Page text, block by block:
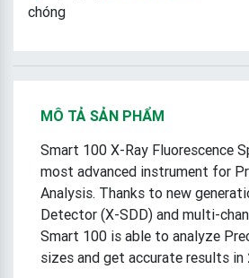
chóng
MÔ TẢ SẢN PHẨM
Smart 100 X-Ray Fluorescence
most advanced instrument for
Analysis. Thanks to new
Detector (X-SDD) and multi-
Smart 100 is able to analyze
sizes and get accurate results in